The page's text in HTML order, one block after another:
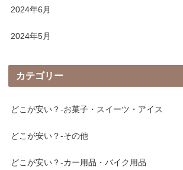
2024年6月
2024年5月
カテゴリー
どこが安い？-お菓子・スイーツ・アイス
どこが安い？-その他
どこが安い？-カー用品・バイク用品